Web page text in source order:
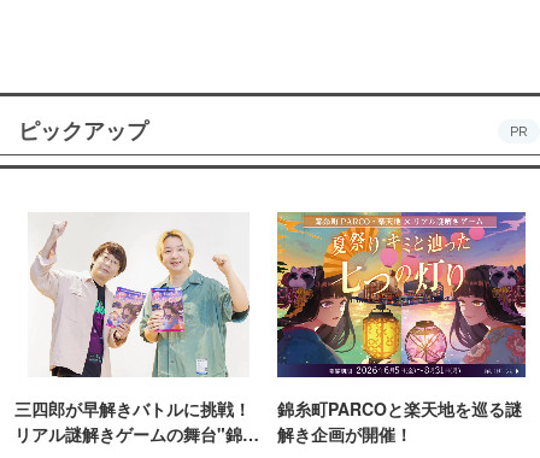
ピックアップ PR
三四郎が早解きバトルに挑戦！
リアル謎解きゲームの舞台"錦糸
錦糸町PARCOと楽天地を巡る謎
解き企画が開催！